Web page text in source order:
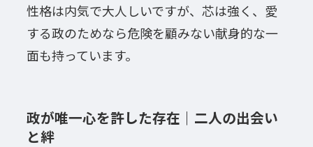
性格は内気で大人しいですが、芯は強く、愛
する政のためなら危険を顧みない献身的な一
面も持っています。
政が唯一心を許した存在｜二人の出会い
と絆